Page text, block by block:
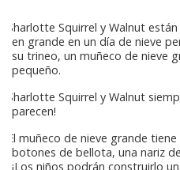
Sharlotte Squirrel y Walnut
en grande en un día de nieve
su trineo, un muñeco de nieve
pequeño.
Sharlotte Squirrel y Walnut
parecen!
El muñeco de nieve grande
botones de bellota, una nariz
¡Los niños podrán construirlo